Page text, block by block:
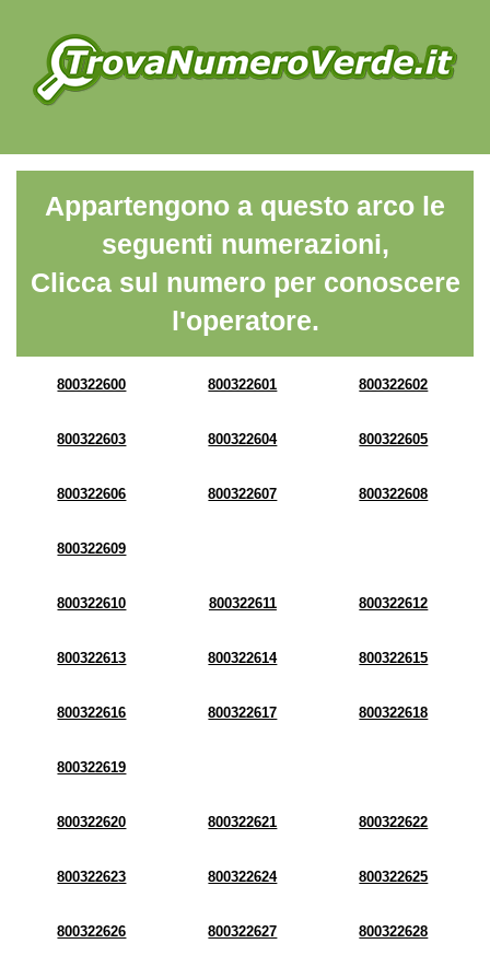
Appartengono a questo arco le
seguenti numerazioni,
Clicca sul numero per conoscere
l'operatore.
800322600 800322601 800322602
800322603 800322604 800322605
800322606 800322607 800322608
800322609
800322610 800322611 800322612
800322613 800322614 800322615
800322616 800322617 800322618
800322619
800322620 800322621 800322622
800322623 800322624 800322625
800322626 800322627 800322628